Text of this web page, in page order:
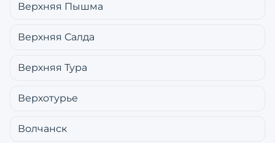
Верхняя Пышма
Верхняя Салда
Верхняя Тура
Верхотурье
Волчанск